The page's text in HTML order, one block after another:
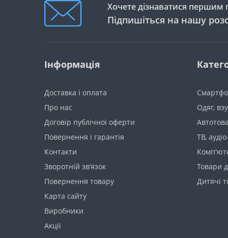
Хочете дізнаватися першим
Підпишіться на нашу
Інформація
Доставка і оплата
Про нас
Договір публічної оферти
Повернення і гарантія
Контакти
Зворотній зв’язок
Повернення товару
Карта сайту
Виробники
Акції
Одяг,
ТВ,
Товари
Дитячі